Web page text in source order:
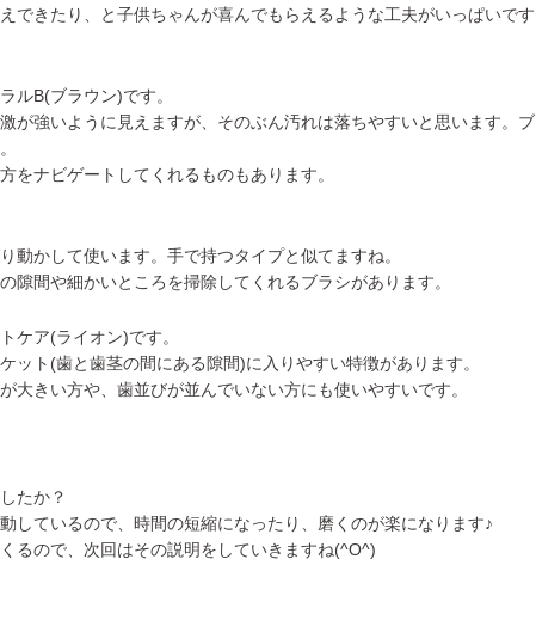
できたり、と子供ちゃんが喜んでもらえるような工夫がいっぱいです
ルB(ブラウン)です。
が強いように見えますが、そのぶん汚れは落ちやすいと思います。ブ
をナビゲートしてくれるものもあります。
動かして使います。手で持つタイプと似てますね。
隙間や細かいところを掃除してくれるブラシがあります。
ケア(ライオン)です。
ット(歯と歯茎の間にある隙間)に入りやすい特徴があります。
大きい方や、歯並びが並んでいない方にも使いやすいです。
たか？
しているので、時間の短縮になったり、磨くのが楽になります♪
るので、次回はその説明をしていきますね(^O^)